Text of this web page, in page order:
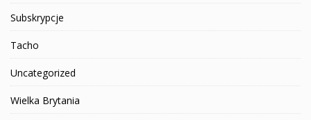
Subskrypcje
Tacho
Uncategorized
Wielka Brytania